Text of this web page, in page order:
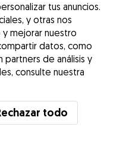
Gudog? Ver más
tus anuncios.
y otras nos
y mejorar nuestro
datos, como
de análisis y
consulte nuestra
todo